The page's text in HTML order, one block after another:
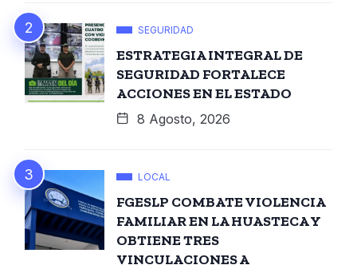
SEGURIDAD
ESTRATEGIA INTEGRAL DE
SEGURIDAD FORTALECE
ACCIONES EN EL ESTADO
8 Agosto, 2026
LOCAL
FGESLP COMBATE VIOLENCIA
FAMILIAR EN LA HUASTECA Y
OBTIENE TRES
VINCULACIONES A